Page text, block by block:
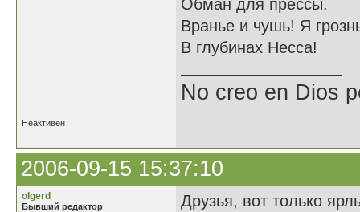
Обман для прессы.
Вранье и чушь! Я
В глубинах Несса!
No creo en Dios
Неактивен
2006-09-15 15:37:10
olgerd
Бывший редактор
Друзья, вот только